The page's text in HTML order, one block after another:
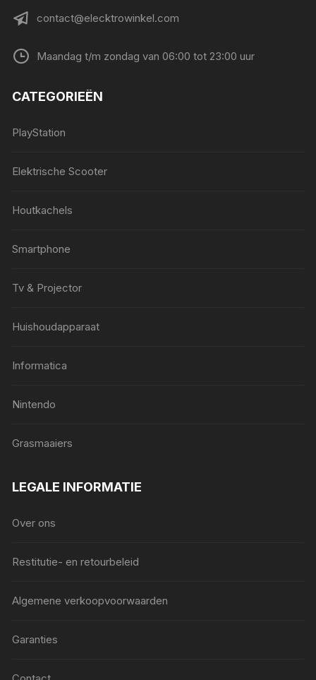
contact@elecktrowinkel.com
Maandag t/m zondag van 06:00 tot 23:00 uur
CATEGORIEËN
PlayStation
Elektrische Scooter
Houtkachels
Smartphone
Tv & Projector
Huishoudapparaat
Informatica
Nintendo
Grasmaaiers
LEGALE INFORMATIE
Over ons
Restitutie- en retourbeleid
Algemene verkoopvoorwaarden
Garanties